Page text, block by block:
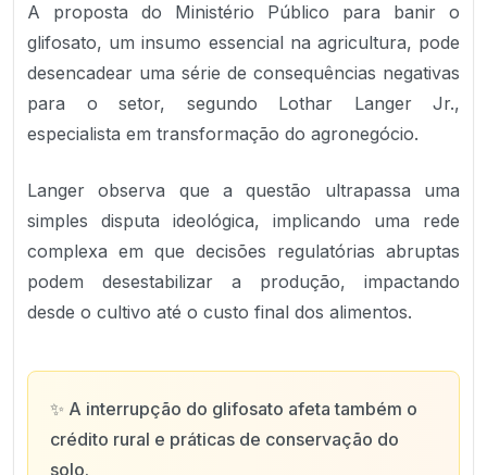
A proposta do Ministério Público para banir o
glifosato, um insumo essencial na agricultura, pode
desencadear uma série de consequências negativas
para o setor, segundo Lothar Langer Jr.,
especialista em transformação do agronegócio.
Langer observa que a questão ultrapassa uma
simples disputa ideológica, implicando uma rede
complexa em que decisões regulatórias abruptas
podem desestabilizar a produção, impactando
desde o cultivo até o custo final dos alimentos.
✨ A interrupção do glifosato afeta também o
crédito rural e práticas de conservação do
solo.